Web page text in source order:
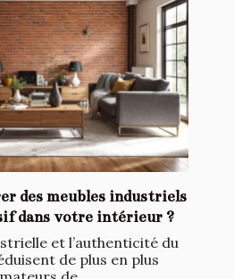
des meubles industriels
dans votre intérieur ?
et l’authenticité du
de plus en plus